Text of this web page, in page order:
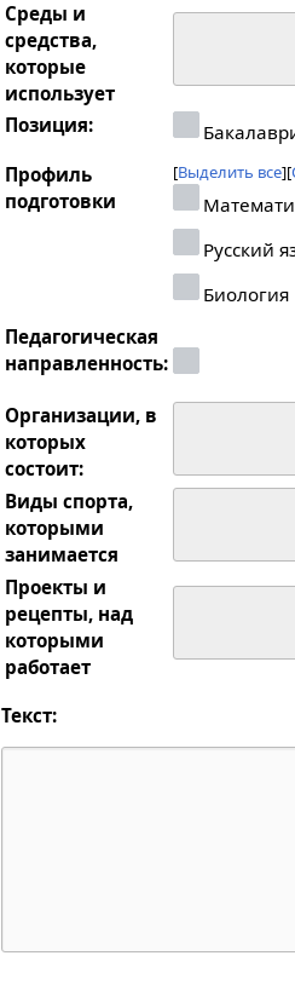
Среды и
средства,
которые
использует
Позиция:
Профиль
подготовки
Выделить все
Русский
Биология
Педагогическая
направленность:
Организации, в
которых
состоит:
Виды спорта,
которыми
занимается
Проекты и
рецепты, над
которыми
работает
Текст: